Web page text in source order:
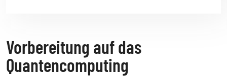
Vorbereitung auf das
Quantencomputing